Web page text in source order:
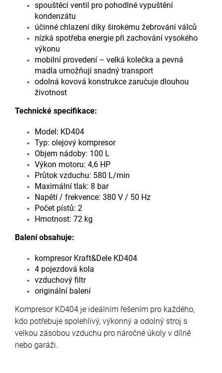
spouštěcí ventil pro pohodlné vypuštění
kondenzátu
účinné chlazení díky širokému žebrování válců
nízká spotřeba energie při zachování vysokého
výkonu
mobilní provedení – velká kolečka a pevná
madla umožňují snadný transport
odolná kovová konstrukce zaručuje dlouhou
životnost
Technické specifikace:
Model: KD404
Typ: olejový kompresor
Objem nádoby: 100 L
Výkon motoru: 4,6 HP
Průtok vzduchu: 580 L/min
Maximální tlak: 8 bar
Napětí / frekvence: 380 V / 50 Hz
Počet pístů: 2
Hmotnost: 72 kg
Balení obsahuje:
kompresor Kraft&Dele KD404
4 pojezdová kola
vzduchový filtr
originální balení
Kompresor KD404 je ideálním řešením pro každého,
kdo potřebuje spolehlivý, výkonný a odolný stroj s
velkou zásobou vzduchu pro náročné úkoly v dílně
nebo garáži.